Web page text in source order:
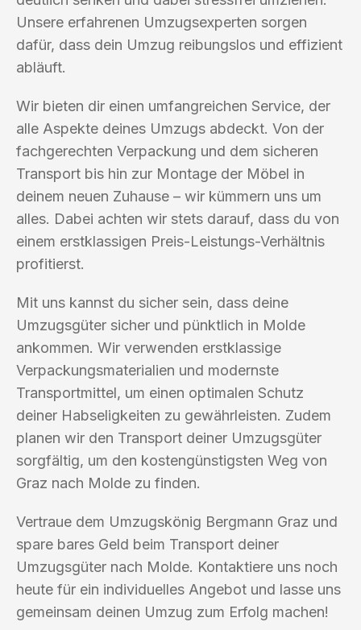
Unsere erfahrenen Umzugsexperten sorgen
dafür, dass dein Umzug reibungslos und effizient
abläuft.
Wir bieten dir einen umfangreichen Service, der
alle Aspekte deines Umzugs abdeckt. Von der
fachgerechten Verpackung und dem sicheren
Transport bis hin zur Montage der Möbel in
deinem neuen Zuhause – wir kümmern uns um
alles. Dabei achten wir stets darauf, dass du von
einem erstklassigen Preis-Leistungs-Verhältnis
profitierst.
Mit uns kannst du sicher sein, dass deine
Umzugsgüter sicher und pünktlich in Molde
ankommen. Wir verwenden erstklassige
Verpackungsmaterialien und modernste
Transportmittel, um einen optimalen Schutz
deiner Habseligkeiten zu gewährleisten. Zudem
planen wir den Transport deiner Umzugsgüter
sorgfältig, um den kostengünstigsten Weg von
Graz nach Molde zu finden.
Vertraue dem Umzugskönig Bergmann Graz und
spare bares Geld beim Transport deiner
Umzugsgüter nach Molde. Kontaktiere uns noch
heute für ein individuelles Angebot und lasse uns
gemeinsam deinen Umzug zum Erfolg machen!